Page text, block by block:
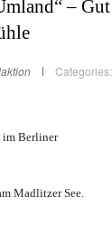
– Gut
Categories:
im Berliner
Madlitzer See.